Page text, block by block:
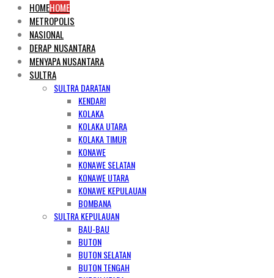
HOMEHOME
METROPOLIS
NASIONAL
DERAP NUSANTARA
MENYAPA NUSANTARA
SULTRA
SULTRA DARATAN
KENDARI
KOLAKA
KOLAKA UTARA
KOLAKA TIMUR
KONAWE
KONAWE SELATAN
KONAWE UTARA
KONAWE KEPULAUAN
BOMBANA
SULTRA KEPULAUAN
BAU-BAU
BUTON
BUTON SELATAN
BUTON TENGAH